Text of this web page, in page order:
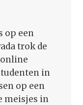
op een
trok de
in
op een
meisjes in